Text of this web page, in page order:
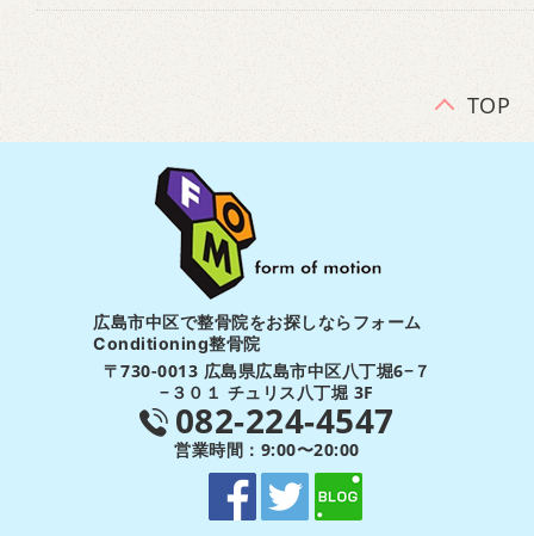
TOP
広島市中区で整骨院をお探しならフォーム
Conditioning整骨院
〒730-0013 広島県広島市中区八丁堀6−７
−３０１ チュリス八丁堀 3F
082-224-4547
営業時間：9:00〜20:00